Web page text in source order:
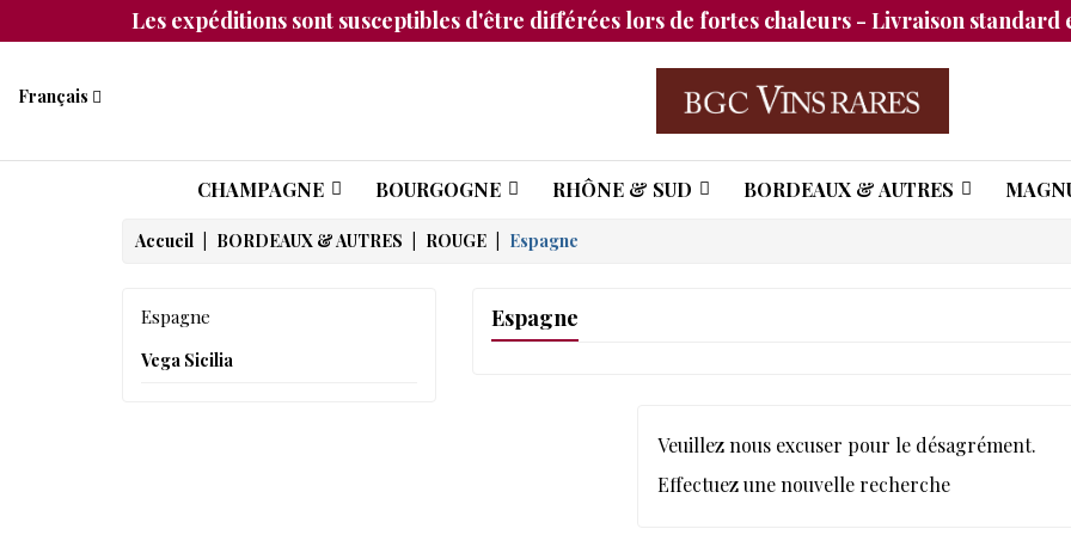
Les expéditions sont susceptibles d'être différées lors de fortes chaleurs - Livraison standard
Français
CHAMPAGNE BOURGOGNE RHÔNE & SUD BORDEAUX & AUTRES
Accueil BORDEAUX & AUTRES ROUGE Espagne
Espagne
Vega Sicilia
Espagne
Veuillez nous excuser pour le désagrément.
Effectuez une nouvelle recherche